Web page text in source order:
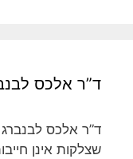
ד”ר אלכס
ד”ר אלכס
שצלקות אינן